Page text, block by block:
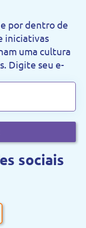
por dentro de
iniciativas
uma cultura
Digite seu e-
sociais